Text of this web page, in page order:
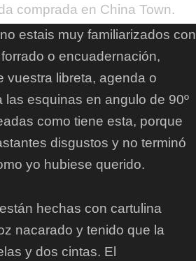
comprada en China Town.
estais muy familiarizados con
o encuadernación,
vuestra libreta, agenda o
las esquinas en angulo de 90º
como tiene esta, porque
disgustos y no terminó
yo hubiese querido.
hechas con cartulina
nacarado y tenido que la
y dos cintas. El